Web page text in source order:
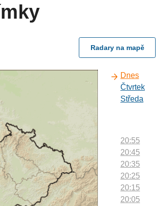
Radary na mapě
Dnes
Čtvrtek
Středa
20:55
20:45
20:35
20:25
20:15
20:05